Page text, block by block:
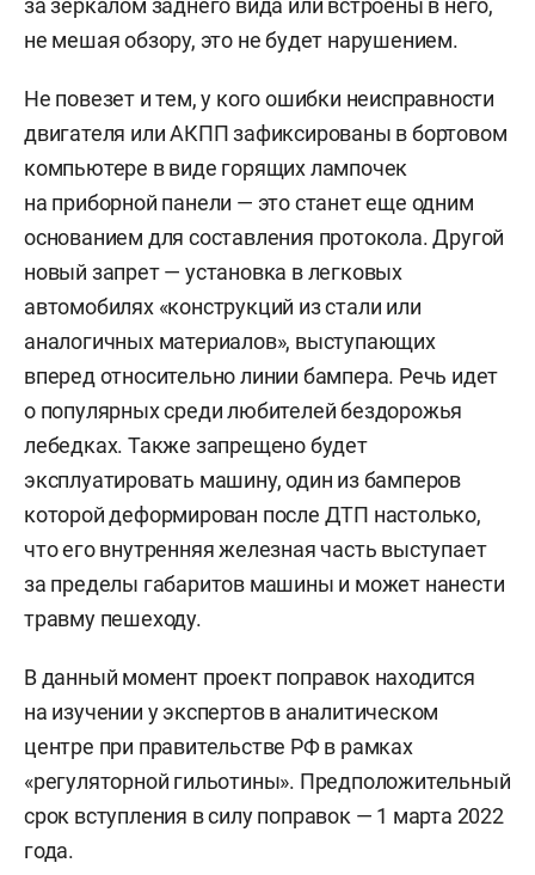
за зеркалом заднего вида или встроены в него,
не мешая обзору, это не будет нарушением.
Не повезет и тем, у кого ошибки неисправности
двигателя или АКПП зафиксированы в бортовом
компьютере в виде горящих лампочек
на приборной панели — это станет еще одним
основанием для составления протокола. Другой
новый запрет — установка в легковых
автомобилях «конструкций из стали или
аналогичных материалов», выступающих
вперед относительно линии бампера. Речь идет
о популярных среди любителей бездорожья
лебедках. Также запрещено будет
эксплуатировать машину, один из бамперов
которой деформирован после ДТП настолько,
что его внутренняя железная часть выступает
за пределы габаритов машины и может нанести
травму пешеходу.
В данный момент проект поправок находится
на изучении у экспертов в аналитическом
центре при правительстве РФ в рамках
«регуляторной гильотины». Предположительный
срок вступления в силу поправок — 1 марта 2022
года.